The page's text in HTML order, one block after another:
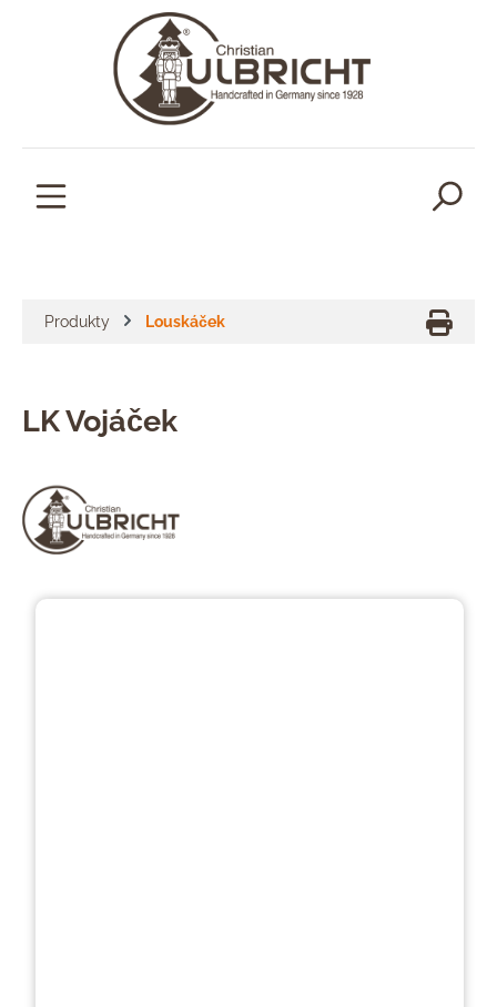
Produkty Louskáček
LK Vojáček